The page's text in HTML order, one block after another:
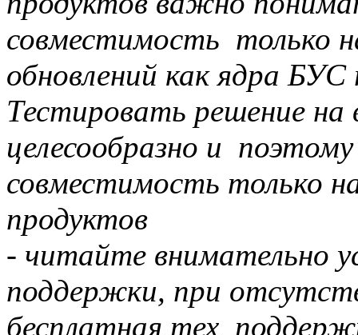
совместимость только
обновлений как ядра
Тестировать решение на
целесообразно и
совместимость только
продуктов
- читайте внимательно
поддержки, при
бесплатная тех